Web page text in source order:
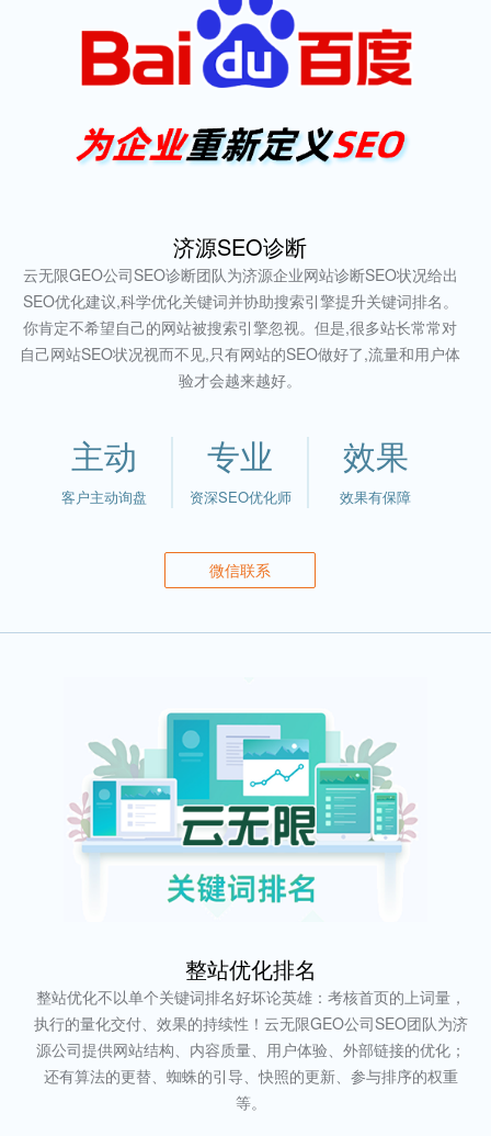
济源SEO诊断
云无限GEO公司SEO诊断团队为济源企业网站诊断SEO状况给出
SEO优化建议,科学优化关键词并协助搜索引擎提升关键词排名。
你肯定不希望自己的网站被搜索引擎忽视。但是,很多站长常常对
自己网站SEO状况视而不见,只有网站的SEO做好了,流量和用户体
验才会越来越好。
主动
客户主动询盘
专业
资深SEO优化师
效果
效果有保障
微信联系
整站优化排名
整站优化不以单个关键词排名好坏论英雄：考核首页的上词量，
执行的量化交付、效果的持续性！云无限GEO公司SEO团队为济
源公司提供网站结构、内容质量、用户体验、外部链接的优化；
还有算法的更替、蜘蛛的引导、快照的更新、参与排序的权重
等。